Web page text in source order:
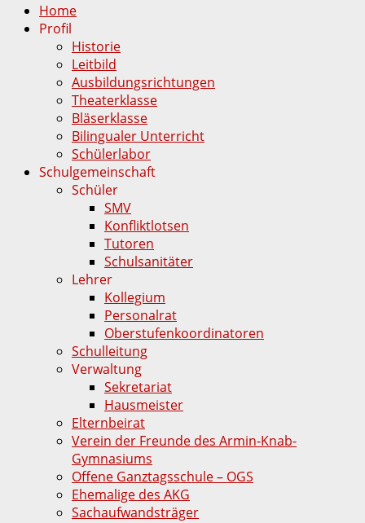
Home
Profil
Historie
Leitbild
Ausbildungsrichtungen
Theaterklasse
Bläserklasse
Bilingualer Unterricht
Schülerlabor
Schulgemeinschaft
Schüler
SMV
Konfliktlotsen
Tutoren
Schulsanitäter
Lehrer
Kollegium
Personalrat
Oberstufenkoordinatoren
Schulleitung
Verwaltung
Sekretariat
Hausmeister
Elternbeirat
Verein der Freunde des Armin-Knab-
Gymnasiums
Offene Ganztagsschule – OGS
Ehemalige des AKG
Sachaufwandsträger